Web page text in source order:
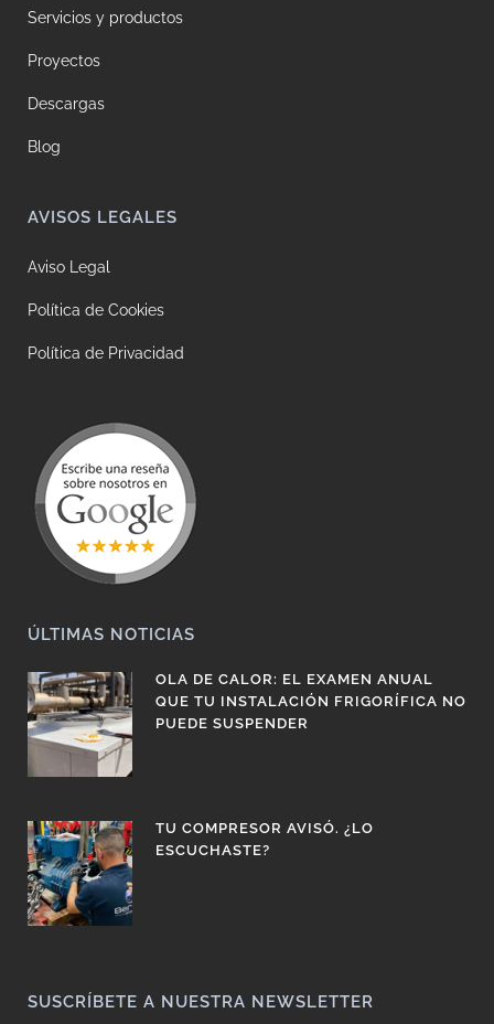
Servicios y productos
Proyectos
Descargas
Blog
AVISOS LEGALES
Aviso Legal
Política de Cookies
Política de Privacidad
ÚLTIMAS NOTICIAS
OLA DE CALOR: EL EXAMEN ANUAL
QUE TU INSTALACIÓN FRIGORÍFICA NO
PUEDE SUSPENDER
TU COMPRESOR AVISÓ. ¿LO
ESCUCHASTE?
SUSCRÍBETE A NUESTRA NEWSLETTER